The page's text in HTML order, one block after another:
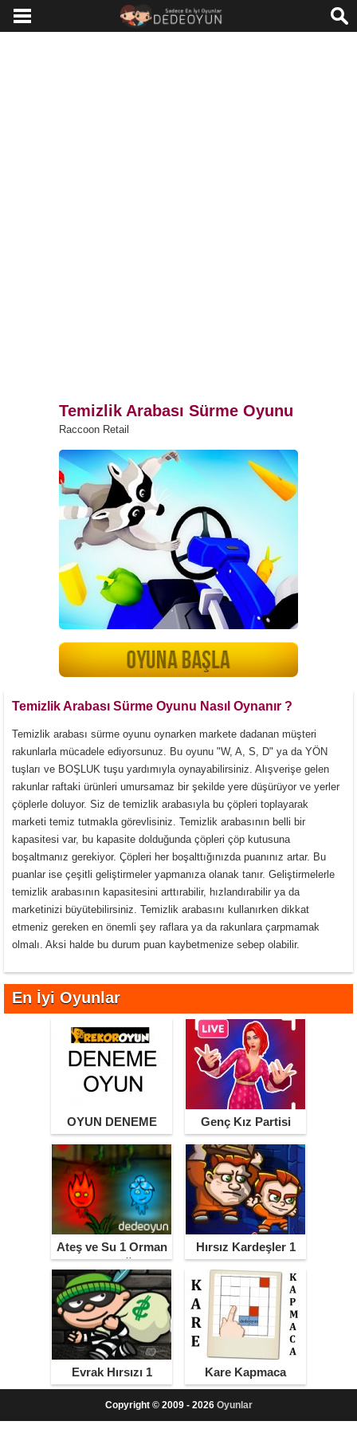
Temizlik Arabası Sürme Oyunu
Raccoon Retail
Temizlik Arabası Sürme Oyunu Nasıl Oynanır ?
Temizlik arabası sürme oyunu oynarken markete dadanan müşteri
rakunlarla mücadele ediyorsunuz. Bu oyunu "W, A, S, D" ya da YÖN
tuşları ve BOŞLUK tuşu yardımıyla oynayabilirsiniz. Alışverişe gelen
rakunlar raftaki ürünleri umursamaz bir şekilde yere düşürüyor ve yerler
çöplerle doluyor. Siz de temizlik arabasıyla bu çöpleri toplayarak
marketi temiz tutmakla görevlisiniz. Temizlik arabasının belli bir
kapasitesi var, bu kapasite dolduğunda çöpleri çöp kutusuna
boşaltmanız gerekiyor. Çöpleri her boşalttığınızda puanınız artar. Bu
puanlar ise çeşitli geliştirmeler yapmanıza olanak tanır. Geliştirmelerle
temizlik arabasının kapasitesini arttırabilir, hızlandırabilir ya da
marketinizi büyütebilirsiniz. Temizlik arabasını kullanırken dikkat
etmeniz gereken en önemli şey raflara ya da rakunlara çarpmamak
olmalı. Aksi halde bu durum puan kaybetmenize sebep olabilir.
En İyi Oyunlar
OYUN DENEME Genç Kız Partisi
Ateş ve Su 1 Orman
Tapınağı
Hırsız Kardeşler 1
Evrak Hırsızı 1 Kare Kapmaca
Copyright © 2009 - 2026 Oyunlar